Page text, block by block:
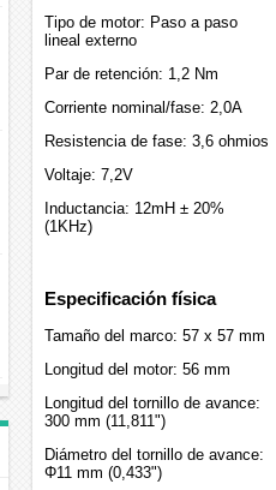
Tipo de motor: Paso a paso
lineal externo
Par de retención: 1,2 Nm
Corriente nominal/fase: 2,0A
Resistencia de fase: 3,6 ohmios
Voltaje: 7,2V
Inductancia: 12mH ± 20%
(1KHz)
Especificación física
Tamaño del marco: 57 x 57 mm
Longitud del motor: 56 mm
Longitud del tornillo de avance:
300 mm (11,811")
Diámetro del tornillo de avance:
Φ11 mm (0,433")